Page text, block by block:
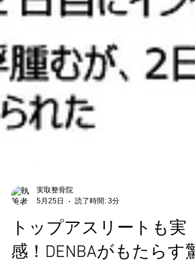
5月25日
読了時間: 3分
トップアスリートも実